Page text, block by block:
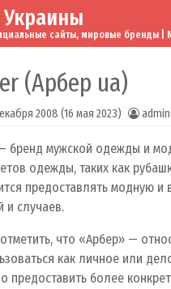
Украины
сайты, мировые бренды |
(Арбер ua)
2008 (16 мая 2023) admin
бренд мужской одежды и
одежды, таких как
предоставлять модную
и случаев.
что «Арбер» —
как личное или
предоставить более